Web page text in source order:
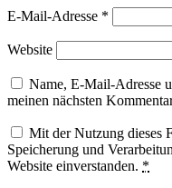
E-Mail-Adresse *
Website
Name, E-Mail-Adresse
meinen nächsten
Mit der Nutzung dieses
Speicherung und
Website einverstanden. *